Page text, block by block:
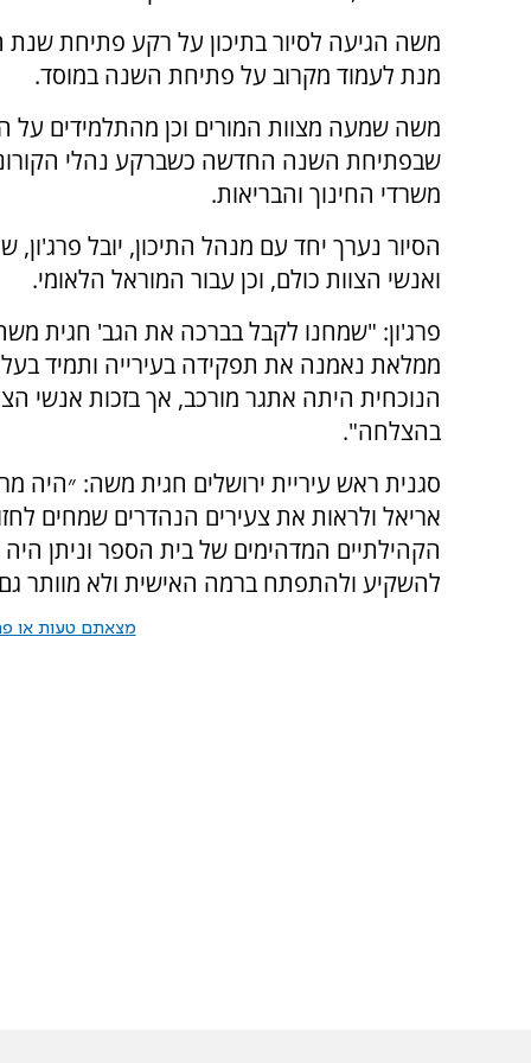
משה הגיעה לסיור בתיכון על רקע פתיחת שנת
מנת לעמוד מקרוב על פתיחת השנה במוסד.
משה שמעה מצוות המורים וכן מהתלמידים על
שבפתיחת השנה החדשה כשברקע נהלי
משרדי החינוך והבריאות.
הסיור נערך יחד עם מנהל התיכון, יובל
ואנשי הצוות כולם, וכן עבור המוראל הלאומי.
פרג'ון: "שמחנו לקבל בברכה את הגב' חגית
ממלאת נאמנה את תפקידה בעירייה ותמיד
הנוכחית היתה אתגר מורכב, אך בזכות אנשי
בהצלחה".
סגנית ראש עיריית ירושלים חגית משה: ״היה
אריאל ולראות את צעירים הנהדרים שמחים
הקהילתיים המדהימים של בית הספר וניתן
להשקיע ולהתפתח ברמה האישית ולא מוותר
מצאתם טעות או